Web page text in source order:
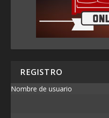
REGISTRO
Nombre de usuario